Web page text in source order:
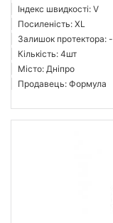
Індекс швидкості: V
Посиленість: XL
Залишок протектора: -
Кількість: 4шт
Місто: Дніпро
Продавець: Формула